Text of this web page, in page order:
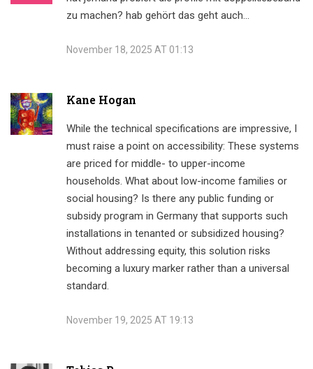
zu machen? hab gehört das geht auch…
November 18, 2025 AT 01:13
Kane Hogan
While the technical specifications are impressive, I
must raise a point on accessibility: These systems
are priced for middle- to upper-income
households. What about low-income families or
social housing? Is there any public funding or
subsidy program in Germany that supports such
installations in tenanted or subsidized housing?
Without addressing equity, this solution risks
becoming a luxury marker rather than a universal
standard.
November 19, 2025 AT 19:13